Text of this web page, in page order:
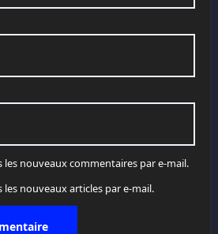
les nouveaux commentaires par e-mail.
nouveaux articles par e-mail.